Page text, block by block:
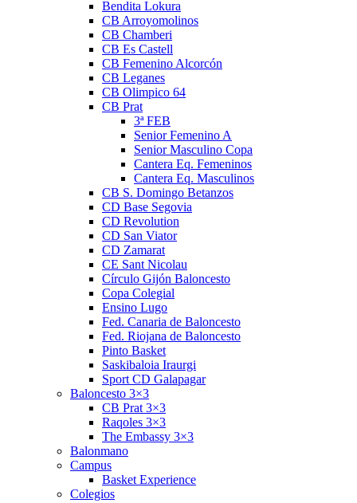
Bendita Lokura
CB Arroyomolinos
CB Chamberi
CB Es Castell
CB Femenino Alcorcón
CB Leganes
CB Olimpico 64
CB Prat
3ª FEB
Senior Femenino A
Senior Masculino Copa
Cantera Eq. Femeninos
Cantera Eq. Masculinos
CB S. Domingo Betanzos
CD Base Segovia
CD Revolution
CD San Viator
CD Zamarat
CE Sant Nicolau
Círculo Gijón Baloncesto
Copa Colegial
Ensino Lugo
Fed. Canaria de Baloncesto
Fed. Riojana de Baloncesto
Pinto Basket
Saskibaloia Iraurgi
Sport CD Galapagar
Baloncesto 3×3
CB Prat 3×3
Raqoles 3×3
The Embassy 3×3
Balonmano
Campus
Basket Experience
Colegios